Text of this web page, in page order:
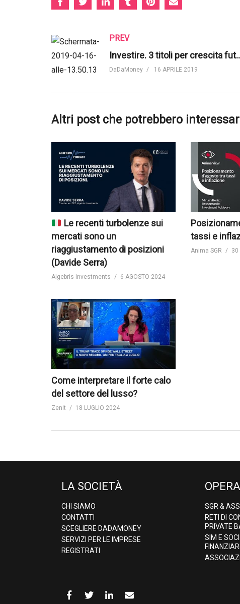
PREV
Investire. 3 titoli per
DaDaMoney 16 APRILE 2019
Altri post che potrebbero
Le recenti turbolenze sui
mercati sono un
riaggiustamento di posizioni
(Davide Serra)
Algebris Investments 6 AGOSTO 2024
tassi e
Anima SGR 30
Come interpretare il forte calo
del settore del lusso?
Zenit 18 LUGLIO 2024
LA SOCIETÀ
CHI SIAMO
CONTATTI
SCEGLIERE DADAMONEY
SERVIZI PER LE IMPRESE
REGISTRATI
SGR &
RETI DI
PRIVATE
SIM E